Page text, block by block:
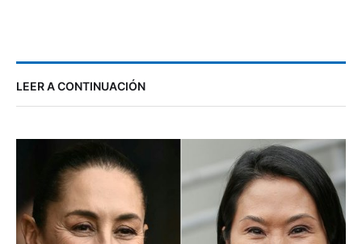
LEER A CONTINUACIÓN